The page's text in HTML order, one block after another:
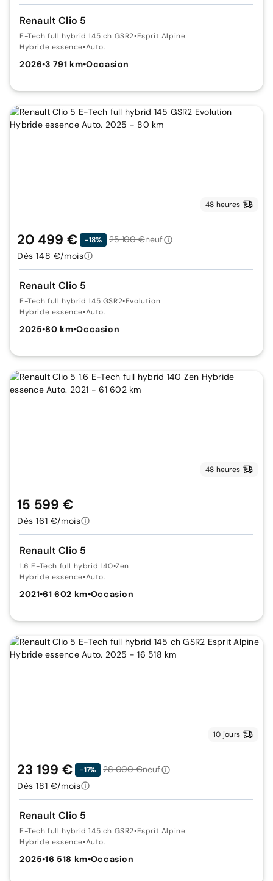
Renault Clio 5
E-Tech full hybrid 145 ch GSR2•Esprit Alpine
Hybride essence•Auto.
2026•3 791 km•Occasion
48 heures
Renault Clio 5
E-Tech full hybrid 145 GSR2•Evolution
Hybride essence•Auto.
2025•80 km•Occasion
20 499 € -18% 25 100 €neuf
Dès 148 €/mois
48 heures
Renault Clio 5
1.6 E-Tech full hybrid 140•Zen
Hybride essence•Auto.
2021•61 602 km•Occasion
15 599 €
Dès 161 €/mois
10 jours
Renault Clio 5
E-Tech full hybrid 145 ch GSR2•Esprit Alpine
Hybride essence•Auto.
2025•16 518 km•Occasion
23 199 € -17% 28 000 €neuf
Dès 181 €/mois